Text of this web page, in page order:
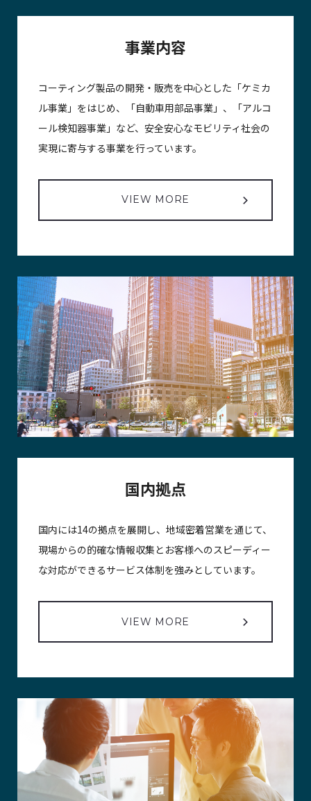
事業内容
コーティング製品の開発・販売を中心とした「ケミカ
ル事業」をはじめ、「自動車用部品事業」、「アルコ
ール検知器事業」など、安全安心なモビリティ社会の
実現に寄与する事業を行っています。
VIEW MORE
国内拠点
国内には14の拠点を展開し、地域密着営業を通じて、
現場からの的確な情報収集とお客様へのスピーディー
な対応ができるサービス体制を強みとしています。
VIEW MORE